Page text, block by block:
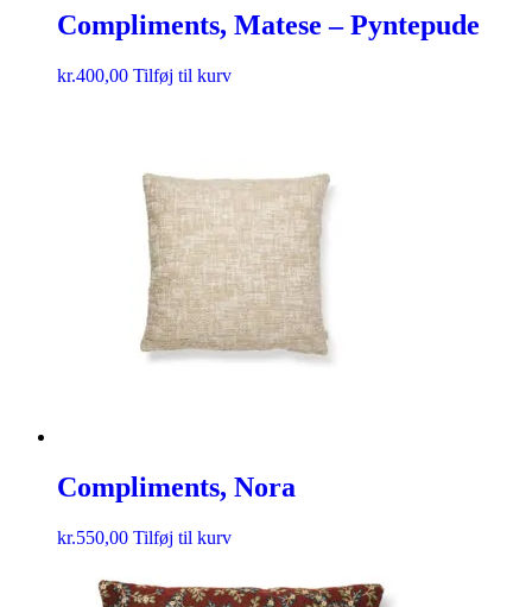
Compliments, Matese – Pyntepude
kr.400,00 Tilføj til kurv
Compliments, Nora
kr.550,00 Tilføj til kurv